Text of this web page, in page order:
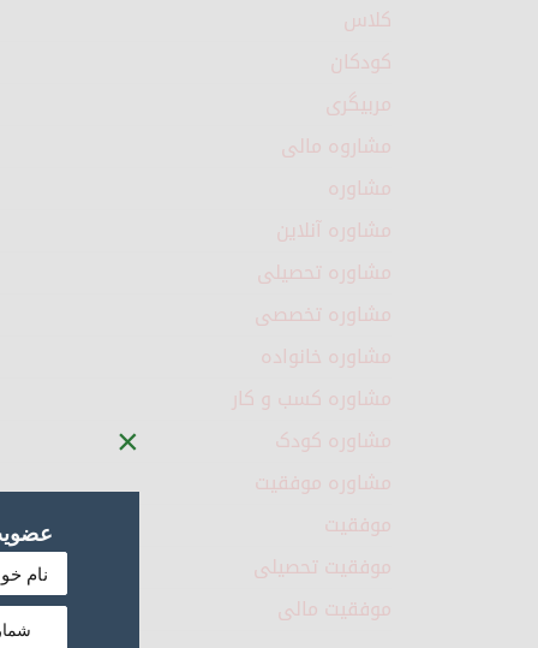
کلاس
کودکان
مربیگری
مشاروه مالی
مشاوره
مشاوره آنلاین
مشاوره تحصیلی
مشاوره تخصصی
مشاوره خانواده
مشاوره کسب و کار
مشاوره کودک
مشاوره موفقیت
موفقیت
موفقیت تحصیلی
موفقیت مالی
×